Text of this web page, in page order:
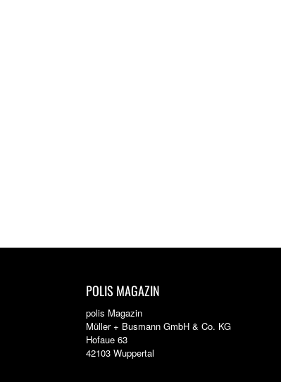
POLIS MAGAZIN
polis Magazin
Müller + Busmann GmbH & Co. KG
Hofaue 63
42103 Wuppertal